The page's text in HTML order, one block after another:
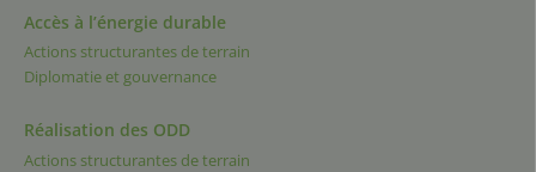
Accès à l’énergie durable
Actions structurantes de terrain
Diplomatie et gouvernance
Réalisation des ODD
Actions structurantes de terrain